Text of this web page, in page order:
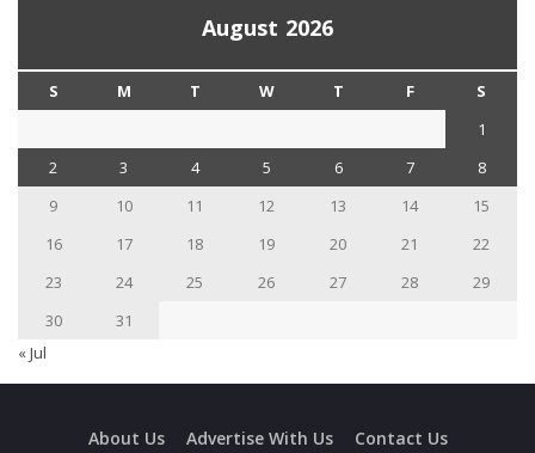
August 2026
S M T W T F
S
1
2
3 4 5 6 7
8
9
10 11 12 13 14
15
16
17 18 19 20 21
22
23
24 25 26 27 28
29
30
31
« Jul
About Us Advertise With Us Contact Us